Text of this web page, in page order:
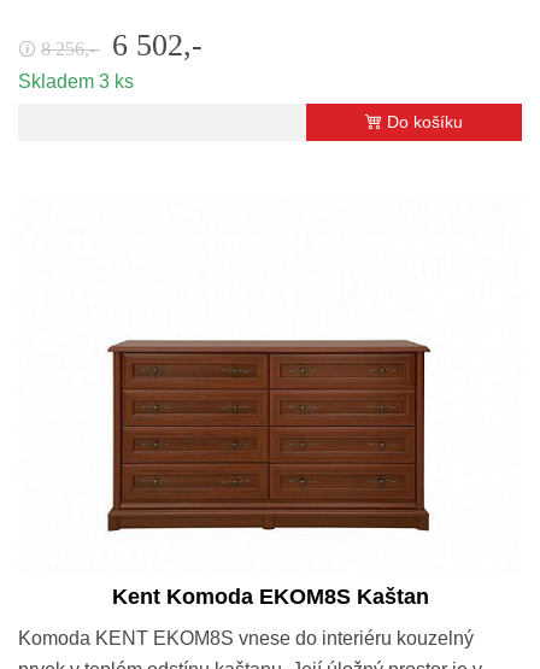
🛈 8 256,- 6 502,-
Skladem 3 ks
Do košíku
Kent Komoda EKOM8S Kaštan
Komoda KENT EKOM8S vnese do interiéru kouzelný